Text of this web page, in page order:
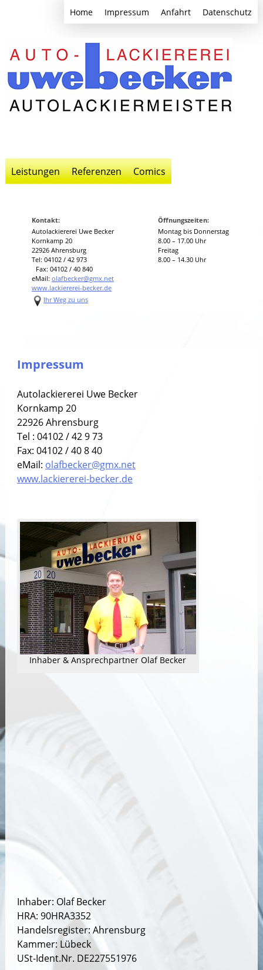
Home Impressum Anfahrt Datenschutz
Leistungen Referenzen Comics
Kontakt:
Autolackiererei Uwe Becker
Kornkamp 20
22926 Ahrensburg
Tel: 04102 / 42 973
Fax: 04102 / 40 840
eMail: olafbecker@gmx.net
www.lackiererei-becker.de
Ihr Weg zu uns
Öffnungszeiten:
Montag bis Donnerstag
8.00 – 17.00 Uhr
Freitag
8.00 – 14.30 Uhr
Impressum
Autolackiererei Uwe Becker
Kornkamp 20
22926 Ahrensburg
Tel : 04102 / 42 9 73
Fax: 04102 / 40 8 40
eMail: olafbecker@gmx.net
www.lackiererei-becker.de
Inhaber & Ansprechpartner Olaf Becker
Inhaber: Olaf Becker
HRA: 90HRA3352
Handelsregister: Ahrensburg
Kammer: Lübeck
USt-Ident.Nr. DE227551976